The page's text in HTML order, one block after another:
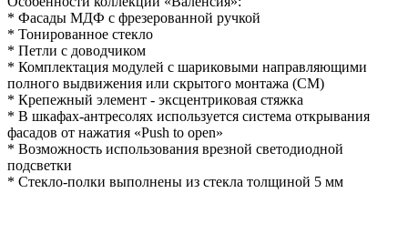
* Фасады МДФ с фрезерованной ручкой
* Тонированное стекло
* Петли с доводчиком
* Комплектация модулей с шариковыми направляющими
полного выдвижения или скрытого монтажа (СМ)
* Крепежный элемент - эксцентриковая стяжка
* В шкафах-антресолях используется система открывания
фасадов от нажатия «Push to open»
* Возможность использования врезной светодиодной
подсветки
* Стекло-полки выполнены из стекла толщиной 5 мм